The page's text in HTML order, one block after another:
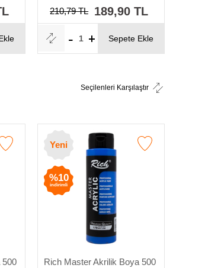
210,79 TL 189,90 TL
Sepete Ekle
Seçilenleri Karşılaştır
500
Yeni
%10
indirimli
Rich Master Akrilik Boya 500